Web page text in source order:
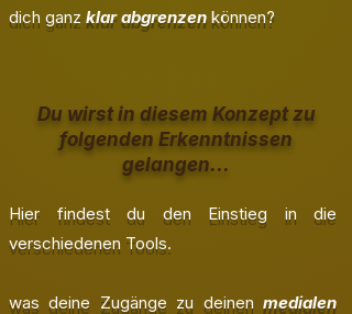
dich ganz klar abgrenzen können?
Du wirst in diesem Konzept zu
folgenden Erkenntnissen
gelangen...
Hier findest du den Einstieg in die
verschiedenen Tools.
was deine Zugänge zu deinen medialen